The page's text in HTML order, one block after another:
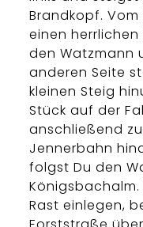
Brandkopf.
einen herrlichen
den Watzmann
anderen Seite
kleinen Steig
Stück auf der
anschließend
Jennerbahn
folgst Du den
Königsbachalm.
Rast einlegen,